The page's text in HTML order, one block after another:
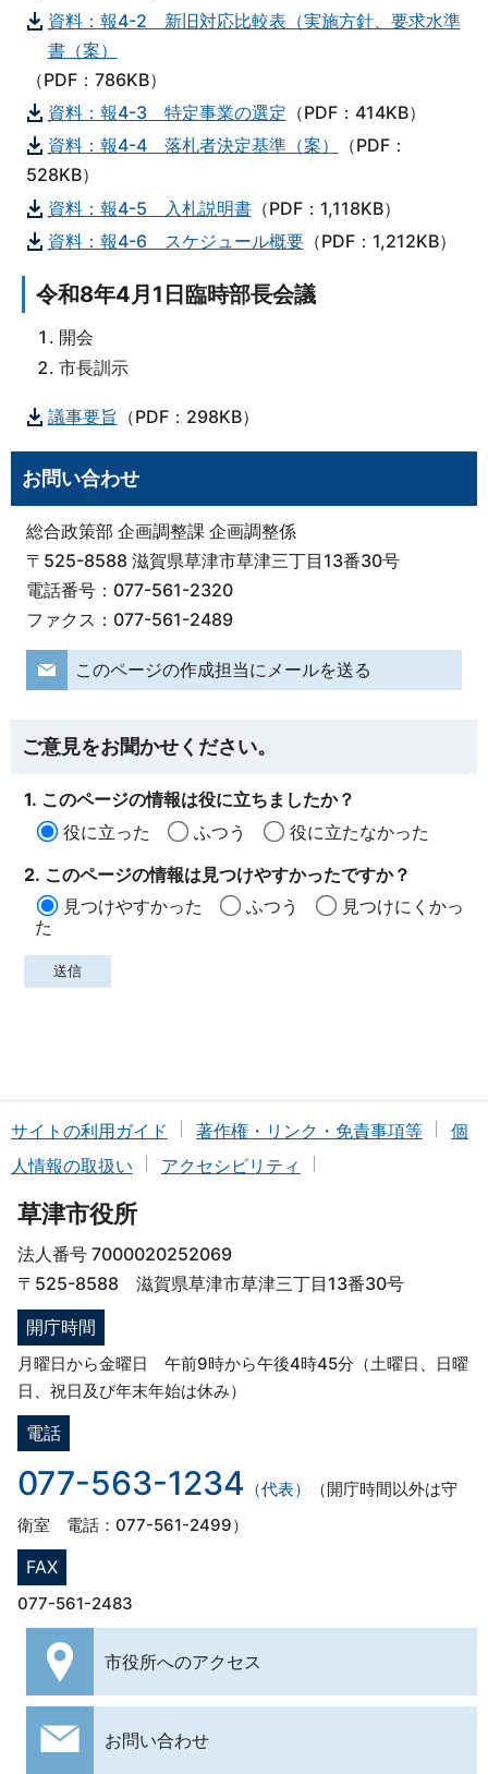
資料：報4-2 新旧対応比較表（実施方針、要求水準
書（案）
（PDF：786KB）
資料：報4-3 特定事業の選定 （PDF：414KB）
資料：報4-4 落札者決定基準（案）
（PDF：
528KB）
資料：報4-5 入札説明書（PDF：1,118KB）
資料：報4-6 スケジュール概要（PDF：1,212KB）
令和8年4月1日臨時部長会議
開会
市長訓示
議事要旨 （PDF：298KB）
お問い合わせ
総合政策部 企画調整課 企画調整係
〒525-8588 滋賀県草津市草津三丁目13番30号
電話番号：077-561-2320
ファクス：077-561-2489
このページの作成担当にメールを送る
ご意見をお聞かせください。
1. このページの情報は役に立ちましたか？
役に立った
ふつう
役に立たなかった
2. このページの情報は見つけやすかったですか？
見つけやすかった
ふつう
見つけにくかっ
た
サイトの利用ガイド 著作権・リンク・免責事項等
個
人情報の取扱い
アクセシビリティ
草津市役所
法人番号 7000020252069
〒525-8588 滋賀県草津市草津三丁目13番30号
開庁時間
月曜日から金曜日 午前9時から午後4時45分（土曜日、日曜
日、祝日及び年末年始は休み）
電話
077-563-1234 （代表）
（開庁時間以外は守
衛室 電話：077-561-2499）
FAX
077-561-2483
市役所へのアクセス
お問い合わせ